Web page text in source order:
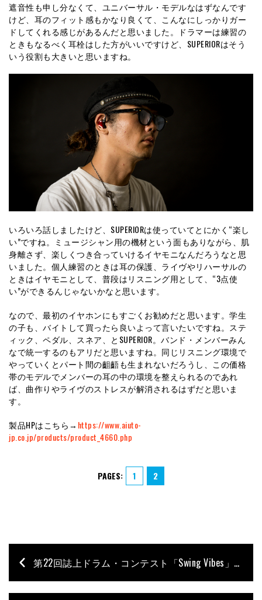
遮音性も申し分なくて、ユニバーサル・モデルなはずなんです
けど、耳のフィット感もかなり良くて、こんなにしっかりガー
ドしてくれる感じがあるんだと思いました。ドラマーは練習の
ときもなるべく耳栓はした方がいいですけど、SUPERIORはそう
いう役割も大きいと思いますね。
いろいろ話しましたけど、SUPERIORは使っていてとにかく“楽し
い”ですね。ミュージシャン用の機材という面もありながら、肌
身離さず、楽しくつき合っていけるイヤモニなんだろうなと思
いました。個人練習のときは耳の保護、ライヴやリハーサルの
ときはイヤモニとして、普段はリスニング用として、“3点使
い”ができるんじゃないかなと思います。
なので、最初のイヤホンにもすごくお勧めだと思います。学生
の子も、バイトして買ったら良いよって言いたいですね。ステ
ィック、ペダル、スネア、とSUPERIOR。バンド・メンバーみん
なで統一するのもアリだと思いますね。同じリスニング環境で
やっていくとパート間の齟齬も生まれないだろうし、この価格
帯のモデルでメンバーの耳の中の環境を整えられるのであれ
ば、曲作りやライヴのストレスが解消されるはずだと思いま
す。
製品HPはこちら→ https://www.aiuto-
jp.co.jp/products/product_4660.php
PAGES: 1 2
第22回誌上ドラム・コンテスト「Swing Vibes」特設ページ